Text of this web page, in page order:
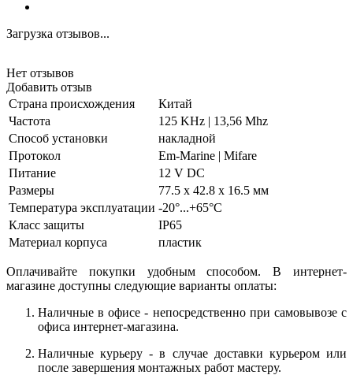
Загрузка отзывов...
Нет отзывов
Добавить отзыв
Страна происхождения
Китай
Частота
125 KHz | 13,56 Mhz
Способ установки
накладной
Протокол
Em-Marine | Mifare
Питание
12 V DC
Размеры
77.5 x 42.8 x 16.5 мм
Температура эксплуатации -20°...+65°C
Класс защиты
IP65
Материал корпуса
пластик
Оплачивайте покупки удобным способом. В интернет-
магазине доступны следующие варианты оплаты:
Наличные в офисе - непосредственно при самовывозе с
офиса интернет-магазина.
Наличные курьеру - в случае доставки курьером или
после завершения монтажных работ мастеру.